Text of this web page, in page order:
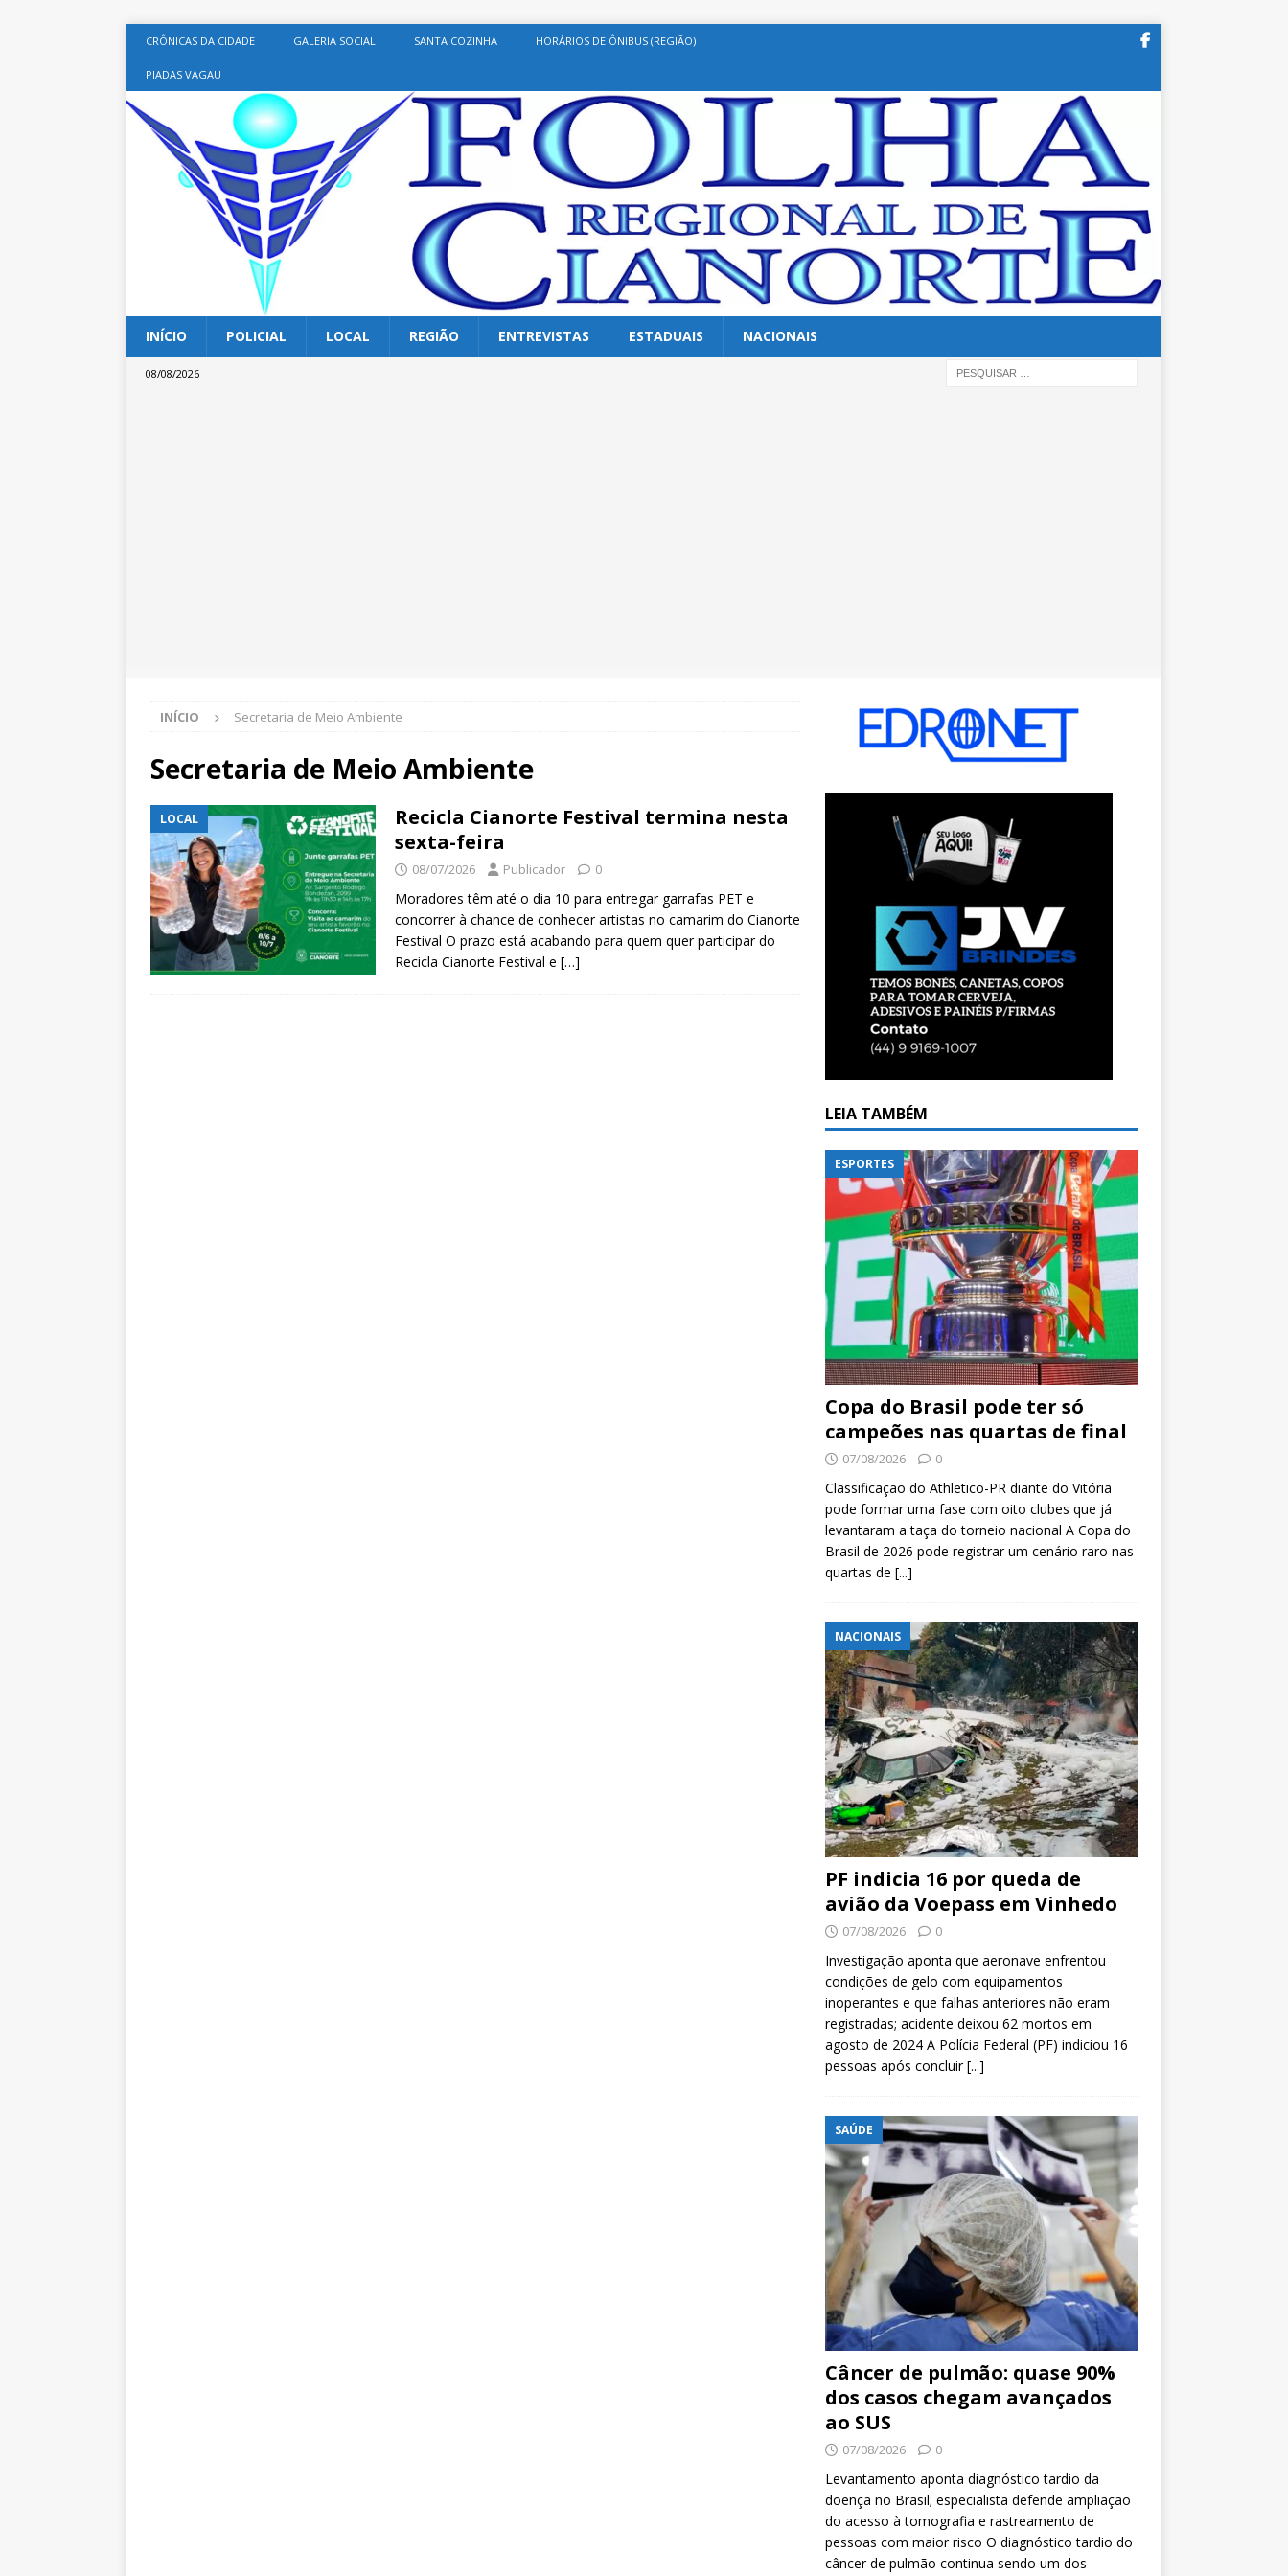
CRÔNICAS DA CIDADE GALERIA SOCIAL SANTA COZINHA HORÁRIOS DE ÔNIBUS (REGIÃO)
PIADAS VAGAU
INÍCIO POLICIAL LOCAL REGIÃO ENTREVISTAS ESTADUAIS NACIONAIS
08/08/2026
INÍCIO Secretaria de Meio Ambiente
Secretaria de Meio Ambiente
LOCAL
Recicla Cianorte Festival termina nesta
sexta-feira
08/07/2026 Publicador 0
Moradores têm até o dia 10 para entregar garrafas PET e
concorrer à chance de conhecer artistas no camarim do Cianorte
Festival O prazo está acabando para quem quer participar do
Recicla Cianorte Festival e […]
LEIA TAMBÉM
ESPORTES
Copa do Brasil pode ter só
campeões nas quartas de final
07/08/2026 0
Classificação do Athletico-PR diante do Vitória
pode formar uma fase com oito clubes que já
levantaram a taça do torneio nacional A Copa do
Brasil de 2026 pode registrar um cenário raro nas
quartas de [...]
NACIONAIS
PF indicia 16 por queda de
avião da Voepass em Vinhedo
07/08/2026 0
Investigação aponta que aeronave enfrentou
condições de gelo com equipamentos
inoperantes e que falhas anteriores não eram
registradas; acidente deixou 62 mortos em
agosto de 2024 A Polícia Federal (PF) indiciou 16
pessoas após concluir[...]
SAÚDE
Câncer de pulmão: quase 90%
dos casos chegam avançados
ao SUS
07/08/2026 0
Levantamento aponta diagnóstico tardio da
doença no Brasil; especialista defende ampliação
do acesso à tomografia e rastreamento de
pessoas com maior risco O diagnóstico tardio do
câncer de pulmão continua sendo um dos